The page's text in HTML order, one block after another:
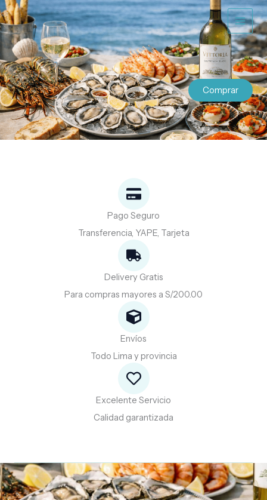
al
contenido
Comprar
Pago Seguro
Transferencia, YAPE, Tarjeta
Delivery Gratis
Para compras mayores a S/200.00
Envíos
Todo Lima y provincia
Excelente Servicio
Calidad garantizada